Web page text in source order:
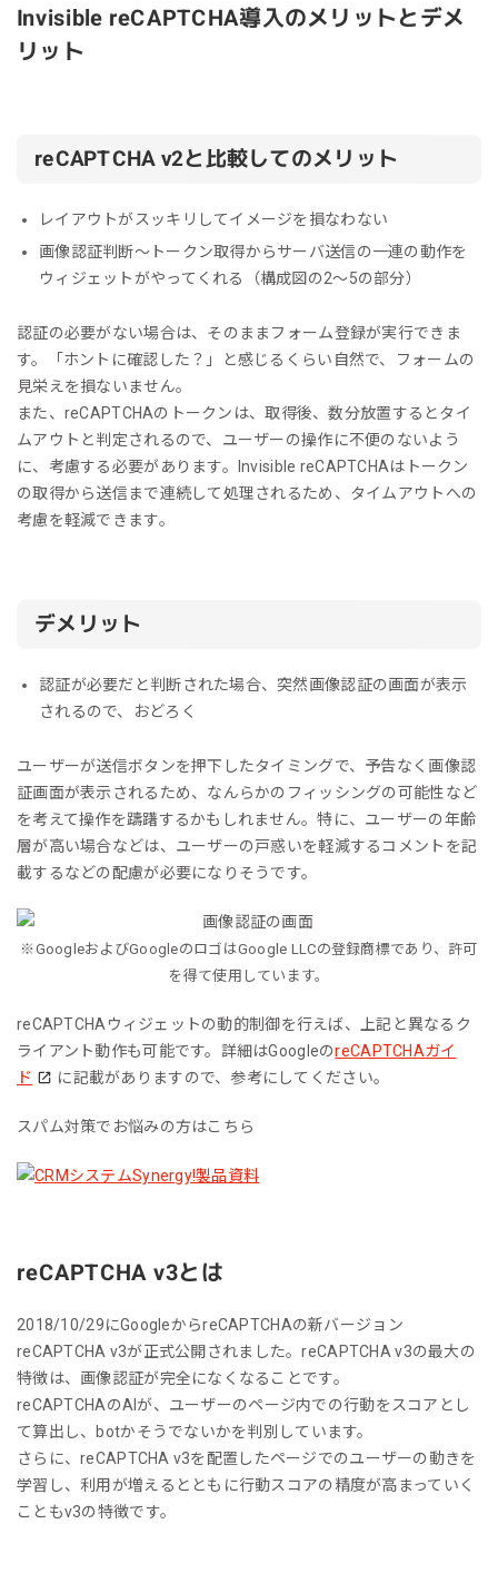
Invisible reCAPTCHA導入のメリットとデメ
リット
reCAPTCHA v2と比較してのメリット
レイアウトがスッキリしてイメージを損なわない
画像認証判断～トークン取得からサーバ送信の一連の動作を
ウィジェットがやってくれる（構成図の2～5の部分）
認証の必要がない場合は、そのままフォーム登録が実行できま
す。「ホントに確認した？」と感じるくらい自然で、フォームの
見栄えを損ないません。
また、reCAPTCHAのトークンは、取得後、数分放置するとタイ
ムアウトと判定されるので、ユーザーの操作に不便のないよう
に、考慮する必要があります。Invisible reCAPTCHAはトークン
の取得から送信まで連続して処理されるため、タイムアウトへの
考慮を軽減できます。
デメリット
認証が必要だと判断された場合、突然画像認証の画面が表示
されるので、おどろく
ユーザーが送信ボタンを押下したタイミングで、予告なく画像認
証画面が表示されるため、なんらかのフィッシングの可能性など
を考えて操作を躊躇するかもしれません。特に、ユーザーの年齢
層が高い場合などは、ユーザーの戸惑いを軽減するコメントを記
載するなどの配慮が必要になりそうです。
※GoogleおよびGoogleのロゴはGoogle LLCの登録商標であり、許可
を得て使用しています。
reCAPTCHAウィジェットの動的制御を行えば、上記と異なるク
ライアント動作も可能です。詳細はGoogleのreCAPTCHAガイ
ド
に記載がありますので、参考にしてください。
スパム対策でお悩みの方はこちら
reCAPTCHA v3とは
2018/10/29にGoogleからreCAPTCHAの新バージョン
reCAPTCHA v3が正式公開されました。reCAPTCHA v3の最大の
特徴は、画像認証が完全になくなることです。
reCAPTCHAのAIが、ユーザーのページ内での行動をスコアとし
て算出し、botかそうでないかを判別しています。
さらに、reCAPTCHA v3を配置したページでのユーザーの動きを
学習し、利用が増えるとともに行動スコアの精度が高まっていく
こともv3の特徴です。